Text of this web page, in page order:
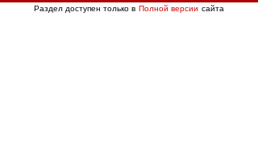
Раздел доступен только в Полной версии сайта